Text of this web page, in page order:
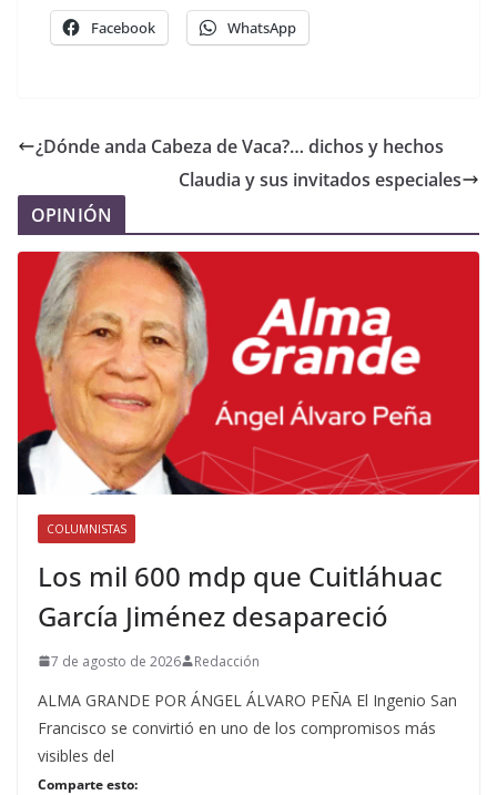
Facebook WhatsApp
¿Dónde anda Cabeza de Vaca?… dichos y hechos
Claudia y sus invitados especiales
OPINIÓN
COLUMNISTAS
Los mil 600 mdp que Cuitláhuac
García Jiménez desapareció
7 de agosto de 2026 Redacción
ALMA GRANDE POR ÁNGEL ÁLVARO PEÑA El Ingenio San
Francisco se convirtió en uno de los compromisos más
visibles del
Comparte esto: